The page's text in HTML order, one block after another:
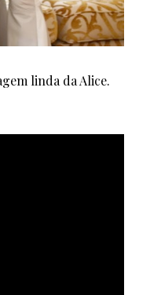
linda da Alice.